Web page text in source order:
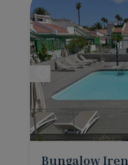
Bungalow